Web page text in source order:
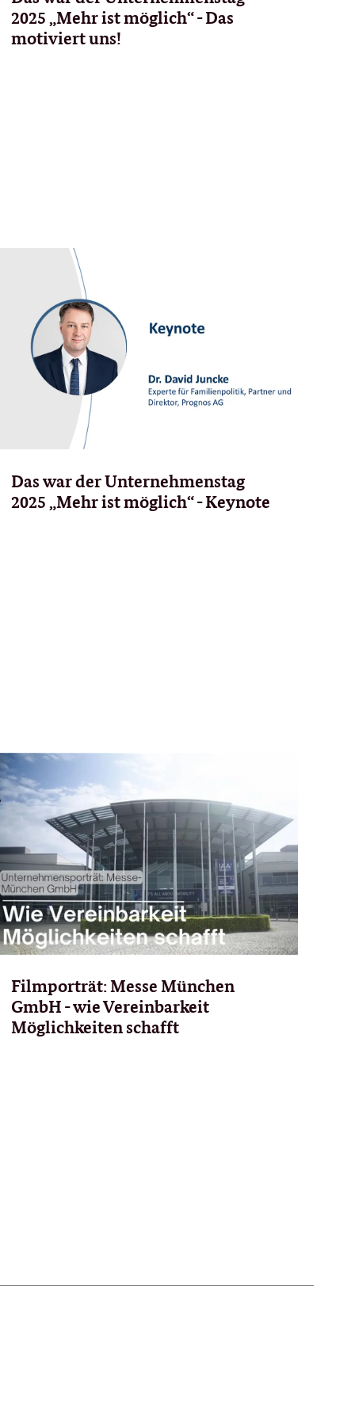
2025 „Mehr ist möglich“ - Das
motiviert uns!
Das war der Unternehmenstag
2025 „Mehr ist möglich“ - Keynote
Filmporträt: Messe München
GmbH - wie Vereinbarkeit
Möglichkeiten schafft